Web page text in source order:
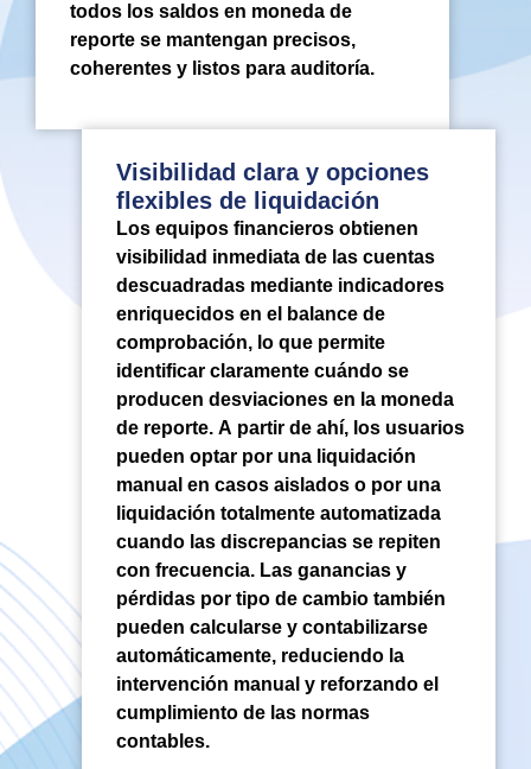
todos los saldos en moneda de
reporte se mantengan precisos,
coherentes y listos para auditoría.
Visibilidad clara y opciones
flexibles de liquidación
Los equipos financieros obtienen
visibilidad inmediata de las cuentas
descuadradas mediante indicadores
enriquecidos en el balance de
comprobación, lo que permite
identificar claramente cuándo se
producen desviaciones en la moneda
de reporte. A partir de ahí, los usuarios
pueden optar por una liquidación
manual en casos aislados o por una
liquidación totalmente automatizada
cuando las discrepancias se repiten
con frecuencia. Las ganancias y
pérdidas por tipo de cambio también
pueden calcularse y contabilizarse
automáticamente, reduciendo la
intervención manual y reforzando el
cumplimiento de las normas
contables.